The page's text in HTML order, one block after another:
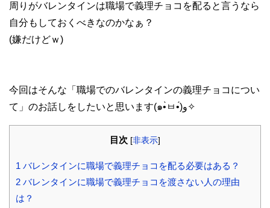
周りがバレンタインは職場で義理チョコを配ると言うなら
自分もしておくべきなのかなぁ？
(嫌だけどｗ)
今回はそんな「職場でのバレンタインの義理チョコについ
て」のお話しをしたいと思います(๑•̀ㅂ•́)و✧
目次 [非表示]
1 バレンタインに職場で義理チョコを配る必要はある？
2 バレンタインに職場で義理チョコを渡さない人の理由
は？